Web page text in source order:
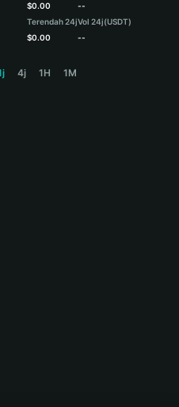
$0.00
Terendah 24j
$0.00
--
Vol 24j(USDT)
--
4j 1H 1M